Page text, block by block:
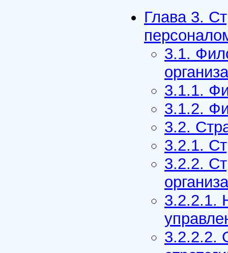
Глава 3.
3.1.
3.1.1.
3.1.2.
3.2.
3.2.1.
3.2.2.
3.2.2.1.
3.2.2.2.